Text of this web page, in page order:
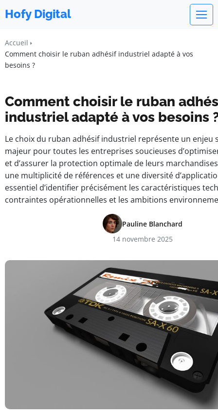
Hofy Digital
Accueil
Comment choisir le ruban adhésif industriel adapté à vos
besoins ?
Comment choisir le ruban
industriel adapté à vos besoins
Le choix du ruban adhésif industriel représente un enjeu
majeur pour toutes les entreprises soucieuses
et d’assurer la protection optimale de leurs
une multiplicité de références et une diversité
essentiel d’identifier précisément les caractéristiques
contraintes opérationnelles et les ambitions
Pauline Blanchard
14 novembre 2025